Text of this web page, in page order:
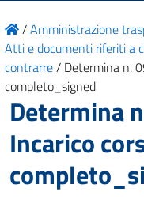
/Amministrazione
Atti e documenti riferiti a
contrarre/ Determina n.
completo_signed
Determina
Incarico